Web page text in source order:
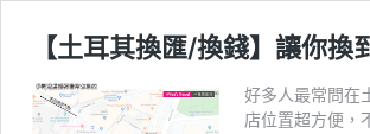
【土耳其換匯/換錢】讓你
好多人最常問在
店位置超方便，